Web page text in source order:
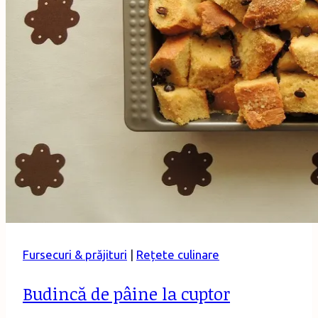
Fursecuri & prăjituri | Rețete culinare
Budincă de pâine la cuptor